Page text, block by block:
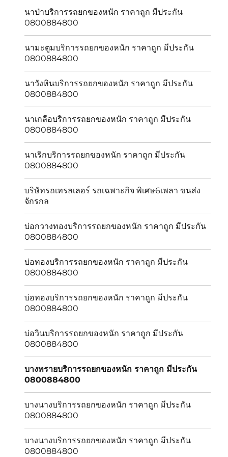
นาป่าบริการรถยกของหนัก ราคาถูก มีประกัน
0800884800
นามะตูมบริการรถยกของหนัก ราคาถูก มีประกัน
0800884800
นาวังหินบริการรถยกของหนัก ราคาถูก มีประกัน
0800884800
นาเกลือบริการรถยกของหนัก ราคาถูก มีประกัน
0800884800
นาเริกบริการรถยกของหนัก ราคาถูก มีประกัน
0800884800
บริษัทรถเทรลเลอร์ รถเฉพาะกิจ พิเศษ6เพลา ขนส่ง
จักรกล
บ่อกวางทองบริการรถยกของหนัก ราคาถูก มีประกัน
0800884800
บ่อทองบริการรถยกของหนัก ราคาถูก มีประกัน
0800884800
บ่อทองบริการรถยกของหนัก ราคาถูก มีประกัน
0800884800
บ่อวินบริการรถยกของหนัก ราคาถูก มีประกัน
0800884800
บางทรายบริการรถยกของหนัก ราคาถูก มีประกัน
0800884800
บางนางบริการรถยกของหนัก ราคาถูก มีประกัน
0800884800
บางนางบริการรถยกของหนัก ราคาถูก มีประกัน
0800884800